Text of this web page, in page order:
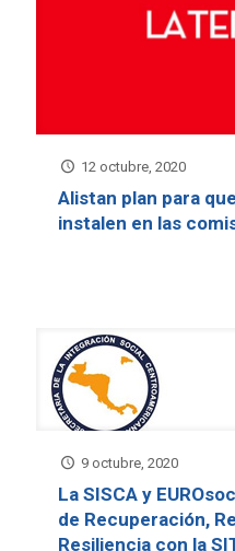
12 octubre, 2020
Alistan plan para
instalen en las
9 octubre, 2020
La SISCA y
de Recuperación,
Resiliencia con la